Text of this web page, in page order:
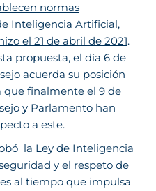
normas
Inteligencia Artificial,
el 21 de abril de 2021.
propuesta, el día 6 de
acuerda su posición
que finalmente el 9 de
y Parlamento han
a este.
la Ley de Inteligencia
y el respeto de
al tiempo que impulsa